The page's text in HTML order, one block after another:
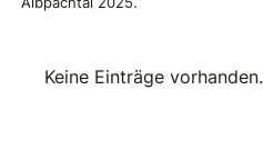
Keine Einträge vorhanden.